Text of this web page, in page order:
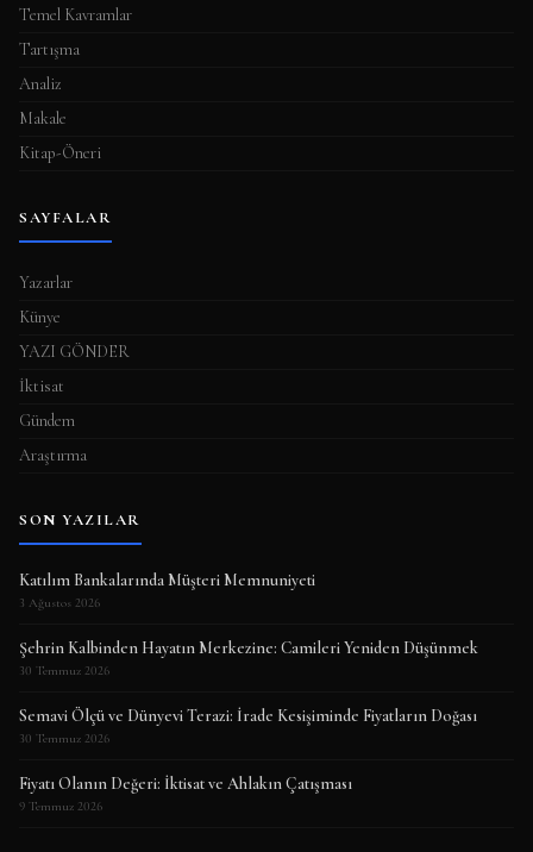
Temel Kavramlar
Tartışma
Analiz
Makale
Kitap-Öneri
SAYFALAR
Yazarlar
Künye
YAZI GÖNDER
İktisat
Gündem
Araştırma
SON YAZILAR
Katılım Bankalarında Müşteri Memnuniyeti
3 Ağustos 2026
Şehrin Kalbinden Hayatın Merkezine: Camileri Yeniden Düşünmek
30 Temmuz 2026
Semavi Ölçü ve Dünyevi Terazi: İrade Kesişiminde Fiyatların Doğası
30 Temmuz 2026
Fiyatı Olanın Değeri: İktisat ve Ahlakın Çatışması
9 Temmuz 2026